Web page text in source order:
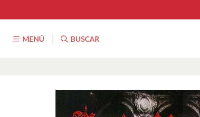
MENÚ BUSCAR